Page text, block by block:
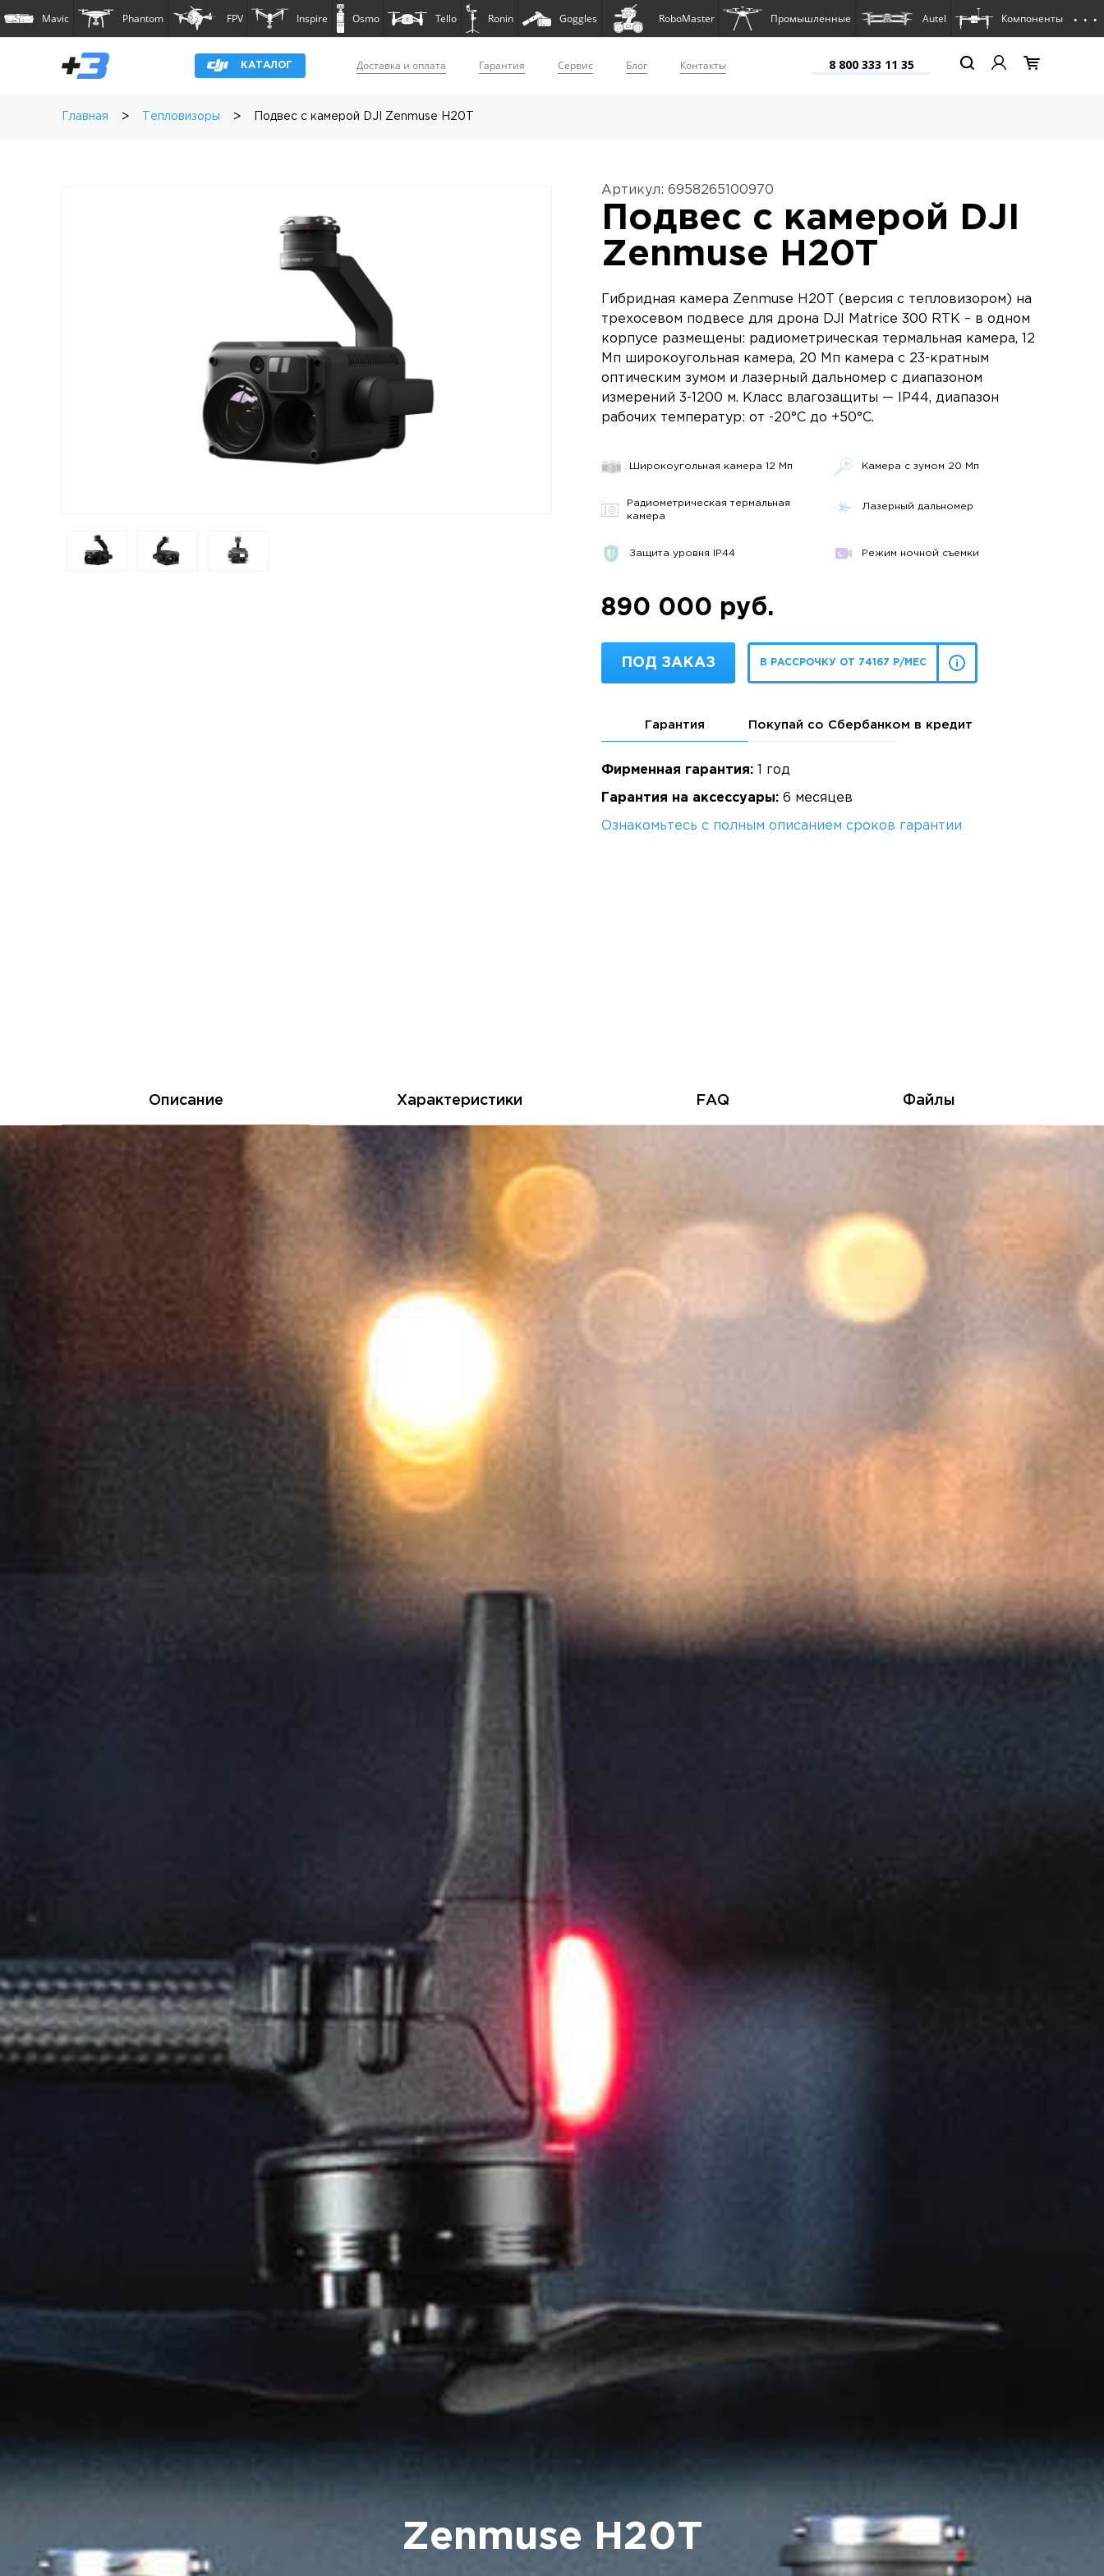
Mavic Phantom FPV Inspire Osmo Tello Ronin Goggles RoboMaster Промышленные Autel Компоненты . . .
КАТАЛОГ Доставка и оплата Гарантия Сервис Блог Контакты 8 800 333 11 35
Главная > Тепловизоры > Подвес с камерой DJI Zenmuse H20T
Артикул: 6958265100970
Подвес с камерой DJI
Zenmuse H20T
Гибридная камера Zenmuse H20T (версия с тепловизором) на
трехосевом подвесе для дрона DJI Matrice 300 RTK – в одном
корпусе размещены: радиометрическая термальная камера, 12
Мп широкоугольная камера, 20 Мп камера с 23-кратным
оптическим зумом и лазерный дальномер с диапазоном
измерений 3-1200 м. Класс влагозащиты — IP44, диапазон
рабочих температур: от -20°C до +50°C.
Широкоугольная камера 12 Мп Камера с зумом 20 Мп
Радиометрическая термальная
камера
Лазерный дальномер
Защита уровня IP44 Режим ночной съемки
890 000 руб.
ПОД ЗАКАЗ В РАССРОЧКУ ОТ 74167 Р/МЕС
Гарантия Покупай со Сбербанком в кредит
Фирменная гарантия:1 год
Гарантия на аксессуары:6 месяцев
Ознакомьтесь с полным описанием сроков гарантии
Описание Характеристики FAQ Файлы
Zenmuse H20T